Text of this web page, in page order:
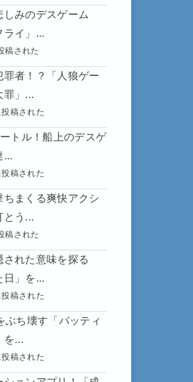
みのデスゲーム
ライ」...
稿された
者！？「人狼ゲー
」...
稿された
トル！船上のデスゲ
...
稿された
ちまくる爽快アクシ
とう...
稿された
れた意味を探る
日」を...
稿された
ぶち壊す「バッティ
を...
稿された